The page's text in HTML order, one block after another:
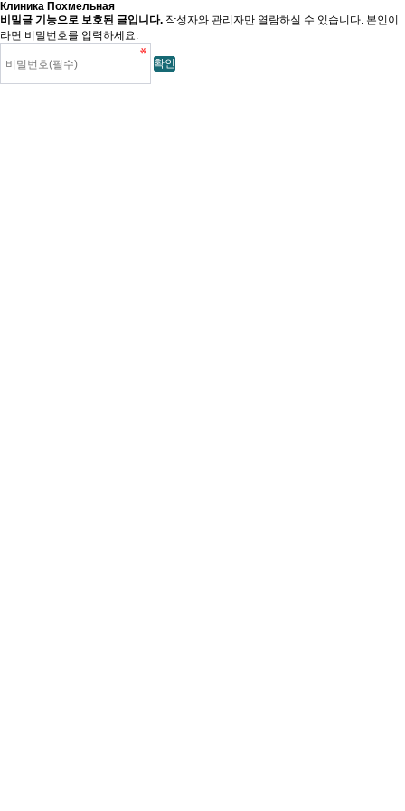
Клиника Похмельная
비밀글 기능으로 보호된 글입니다. 작성자와 관리자만 열람하실 수 있습니다. 본인이
라면 비밀번호를 입력하세요.